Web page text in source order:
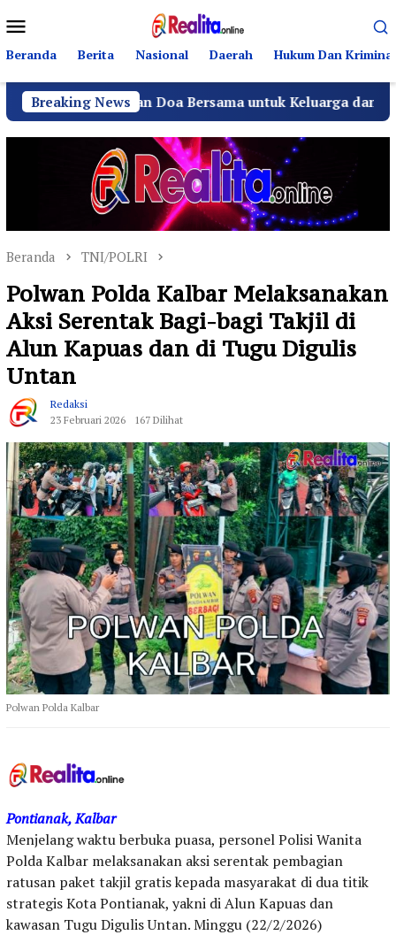
ke
kontenMobile
Beranda Berita Nasional Daerah Hukum Dan Kriminal
Breaking News
Doa Bersama untuk Keluarga dan Kemajuan
Beranda TNI/POLRI
Polwan Polda Kalbar Melaksanakan
Aksi Serentak Bagi-bagi Takjil di
Alun Kapuas dan di Tugu Digulis
Untan
Redaksi
23 Februari 2026
167 Dilihat
Polwan Polda Kalbar
Pontianak, Kalbar
Menjelang waktu berbuka puasa, personel Polisi Wanita
Polda Kalbar melaksanakan aksi serentak pembagian
ratusan paket takjil gratis kepada masyarakat di dua titik
strategis Kota Pontianak, yakni di Alun Kapuas dan
kawasan Tugu Digulis Untan. Minggu (22/2/2026)